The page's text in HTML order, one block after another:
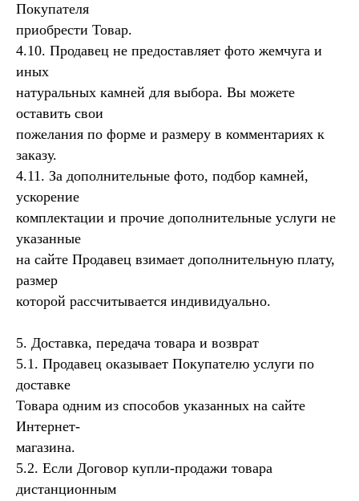
Покупателя
приобрести Товар.
4.10. Продавец не предоставляет фото жемчуга и
иных
натуральных камней для выбора. Вы можете
оставить свои
пожелания по форме и размеру в комментариях к
заказу.
4.11. За дополнительные фото, подбор камней,
ускорение
комплектации и прочие дополнительные услуги не
указанные
на сайте Продавец взимает дополнительную плату,
размер
которой рассчитывается индивидуально.
5. Доставка, передача товара и возврат
5.1. Продавец оказывает Покупателю услуги по
доставке
Товара одним из способов указанных на сайте
Интернет-
магазина.
5.2. Если Договор купли-продажи товара
дистанционным
Все
Украшения на шею
Серьги
Каталог
Подвески / обвесы
Комплекты украшений
Контакты
Сообщество в
социальных сетях
VK TG
WA
*